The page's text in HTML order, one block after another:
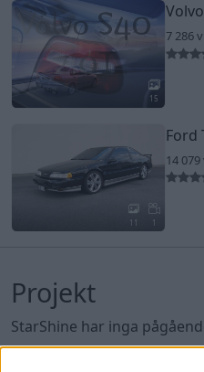
15
7 286
11 1
Ford
14
Projekt
StarShine har inga